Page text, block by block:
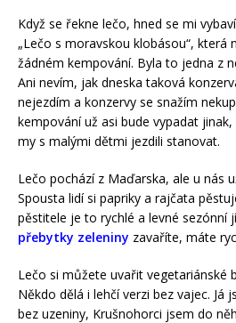
Když se řekne lečo, hned se mi
„Lečo s moravskou klobásou“, která
žádném kempování. Byla to jedna z
Ani nevím, jak dneska taková
nejezdím a konzervy se snažím
kempování už asi bude vypadat
my s malými dětmi jezdili stanovat.
Lečo pochází z Maďarska, ale u nás
Spousta lidí si papriky a rajčata
pěstitele je to rychlé a levné sezónní
přebytky zeleniny zavaříte, máte
Lečo si můžete uvařit vegetariánské
Někdo dělá i lehčí verzi bez vajec. Já
bez uzeniny, Krušnohorci jsem do